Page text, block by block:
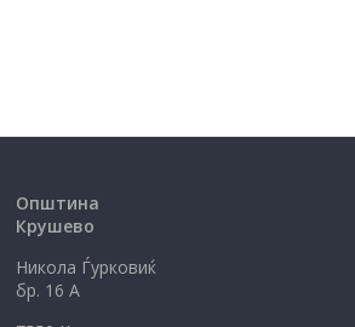
Општина
Крушево
Никола Ѓурковиќ
бр. 16 А